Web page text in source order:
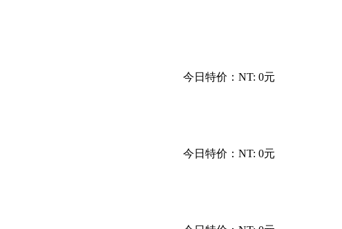
今日特价： NT: 0元
今日特价： NT: 0元